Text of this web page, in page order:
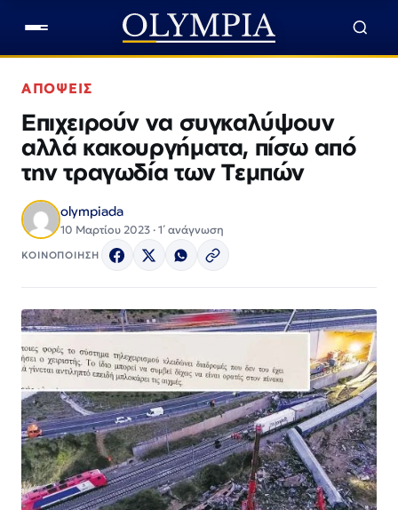
ΑΠΟΨΕΙΣ
Επιχειρούν να συγκαλύψουν
αλλά κακουργήματα, πίσω από
την τραγωδία των Τεμπών
olympiada
10 Μαρτίου 2023 · 1΄ ανάγνωση
ΚΟΙΝΟΠΟΙΗΣΗ